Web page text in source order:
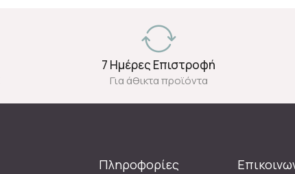
7 Ημέρες Επιστροφή
Για άθικτα προϊόντα
Πληροφορίες